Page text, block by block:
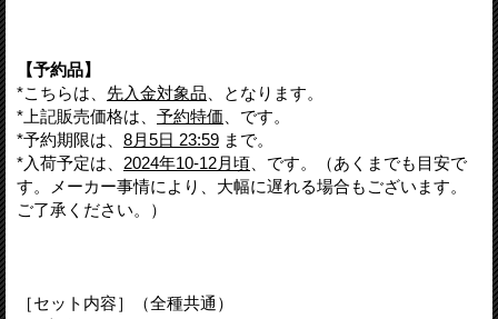
【予約品】
*こちらは、 先入金対象品 、となります。
*上記販売価格は、 予約特価 、です。
*予約期限は、 8月5日 23:59 まで。
*入荷予定は、 2024年10-12月頃 、です。（あくまでも目安で
す。メーカー事情により、大幅に遅れる場合もございます。
ご了承ください。）
［セット内容］（全種共通）